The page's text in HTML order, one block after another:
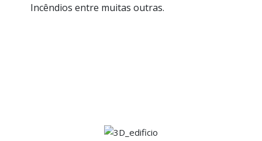
Incêndios entre muitas outras.